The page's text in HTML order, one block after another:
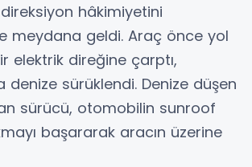
hâkimiyetini
meydana geldi. Araç önce yol
elektrik direğine çarptı,
denize sürüklendi. Denize düşen
sürücü, otomobilin sunroof
başararak aracın üzerine